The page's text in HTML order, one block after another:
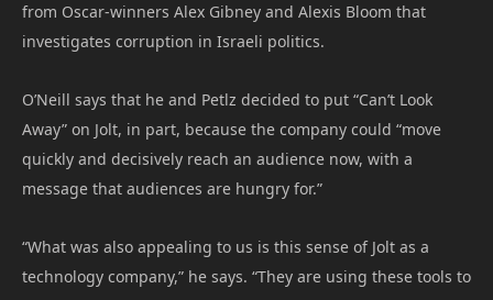
from Oscar-winners Alex Gibney and Alexis Bloom that
investigates corruption in Israeli politics.
O’Neill says that he and Petlz decided to put “Can’t Look
Away” on Jolt, in part, because the company could “move
quickly and decisively reach an audience now, with a
message that audiences are hungry for.”
“What was also appealing to us is this sense of Jolt as a
technology company,” he says. “They are using these tools to